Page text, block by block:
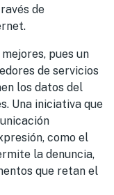
de
pues un
de servicios
los datos del
Una iniciativa que
como el
la denuncia,
que retan el